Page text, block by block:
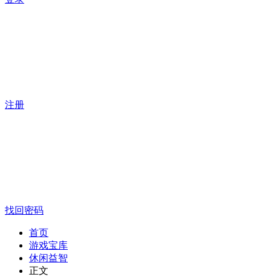
注册
找回密码
首页
游戏宝库
休闲益智
正文